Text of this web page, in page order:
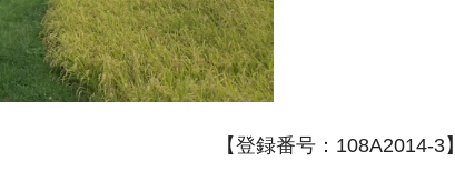
【登録番号：108A2014-3】